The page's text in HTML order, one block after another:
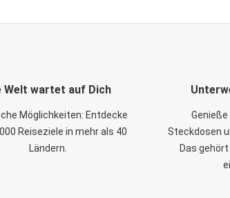
Welt wartet auf Dich
Möglichkeiten: Entdecke
Reiseziele in mehr als 40
Ländern.
Steckdosen
Das